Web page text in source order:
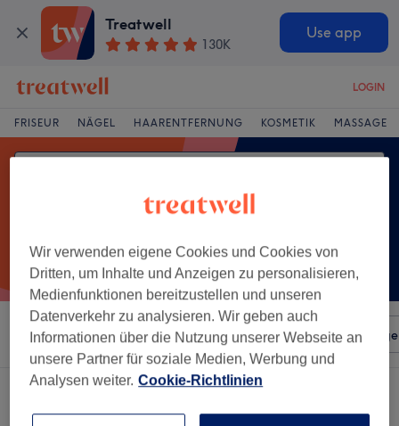
Treatwell
130K
Use app
LOGIN
FRISEUR NÄGEL HAARENTFERNUNG KOSMETIK MASSAGE
Sortieren nach Beliebiger Preis Salons
Ein Salon, der anbietet: sportmassage in Annen, Witten
Wir verwenden eigene Cookies und Cookies von
Dritten, um Inhalte und Anzeigen zu personalisieren,
Medienfunktionen bereitzustellen und unseren
Datenverkehr zu analysieren. Wir geben auch
Informationen über die Nutzung unserer Webseite an
unsere Partner für soziale Medien, Werbung und
Analysen weiter. Cookie-Richtlinien